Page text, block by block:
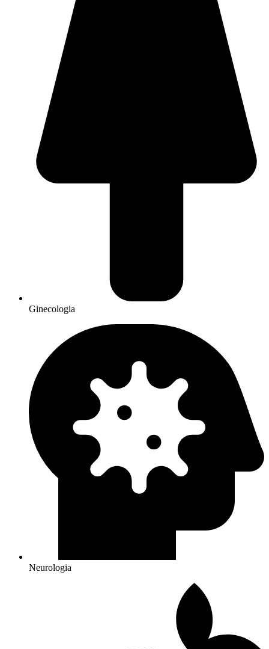
Ginecologia
Neurologia